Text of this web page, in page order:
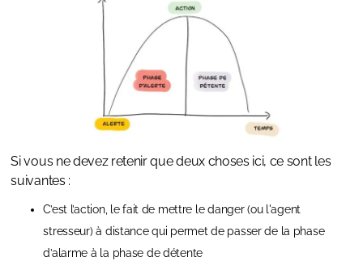
Si vous ne devez retenir que deux choses ici, ce sont les
suivantes :
C’est l’action, le fait de mettre le danger (ou l'agent
stresseur) à distance qui permet de passer de la phase
d’alarme à la phase de détente